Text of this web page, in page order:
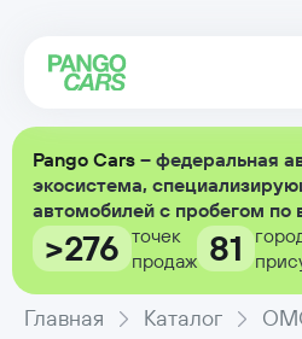
Pango Cars – федеральная
экосистема,
автомобилей с пробегом по
>276 точек
продаж 81
Главная Каталог